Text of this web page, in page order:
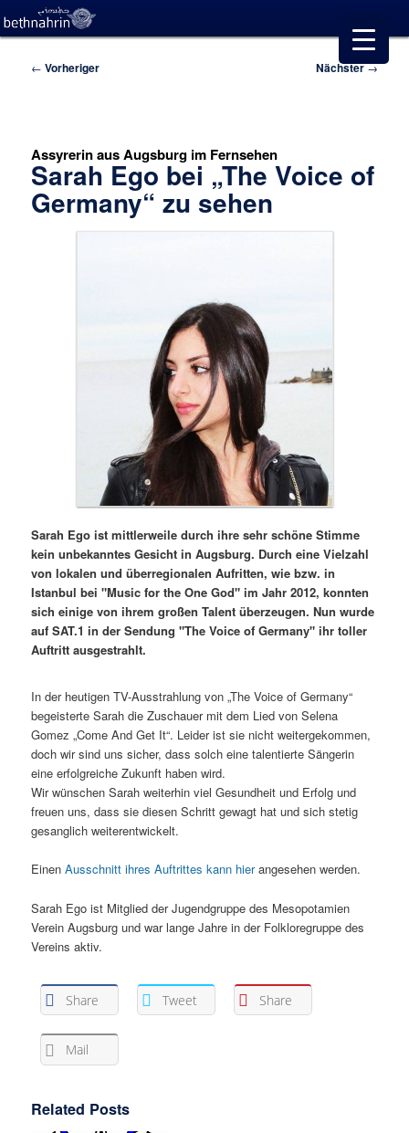
Beitragsnavigation
← Vorheriger Nächster→
Assyrerin aus Augsburg im Fernsehen
Sarah Ego bei „The Voice of
Germany“ zu sehen
Sarah Ego ist mittlerweile durch ihre sehr schöne Stimme
kein unbekanntes Gesicht in Augsburg. Durch eine Vielzahl
von lokalen und überregionalen Aufritten, wie bzw. in
Istanbul bei "Music for the One God" im Jahr 2012, konnten
sich einige von ihrem großen Talent überzeugen. Nun wurde
auf SAT.1 in der Sendung "The Voice of Germany" ihr toller
Auftritt ausgestrahlt.
In der heutigen TV-Ausstrahlung von „The Voice of Germany“
begeisterte Sarah die Zuschauer mit dem Lied von Selena
Gomez „Come And Get It“. Leider ist sie nicht weitergekommen,
doch wir sind uns sicher, dass solch eine talentierte Sängerin
eine erfolgreiche Zukunft haben wird.
Wir wünschen Sarah weiterhin viel Gesundheit und Erfolg und
freuen uns, dass sie diesen Schritt gewagt hat und sich stetig
gesanglich weiterentwickelt.
EinenAusschnitt ihres Auftrittes kann hierangesehen werden.
Sarah Ego ist Mitglied der Jugendgruppe des Mesopotamien
Verein Augsburg und war lange Jahre in der Folkloregruppe des
Vereins aktiv.
Share Tweet Share
Mail
Related Posts